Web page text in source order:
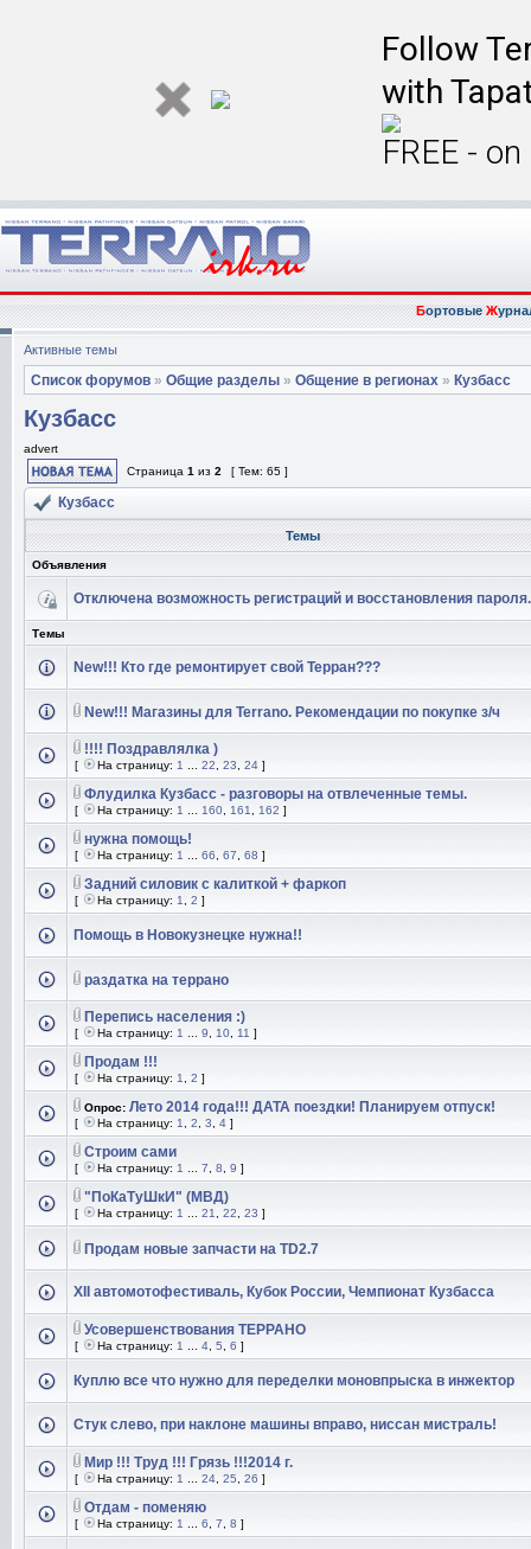
Follow
with
FREE -
БортовыеЖ
Активные темы
Список форумов » Общие разделы » Общение в регионах » Кузбасс
Кузбасс
advert
Страница 1 из 2 [ Тем: 65 ]
Кузбасс
Темы
Объявления
Отключена возможность регистраций и восстановления пароля.
Темы
New!!! Кто где ремонтирует свой Терран???
New!!! Магазины для Terrano. Рекомендации по покупке з/ч
!!!! Поздравлялка )
[ На страницу: 1 22 23 24 ]
Флудилка Кузбасс - разговоры на отвлеченные темы.
[ На страницу: 1 160 161 162 ]
нужна помощь!
[ На страницу: 1 66 67 68 ]
Задний силовик с калиткой + фаркоп
[ На страницу: 1 2 ]
Помощь в Новокузнецке нужна!!
раздатка на террано
Перепись населения :)
[ На страницу: 1 9 10 11 ]
Продам !!!
[ На страницу: 1 2 ]
Опрос: Лето 2014 года!!! ДАТА поездки! Планируем отпуск!
[ На страницу: 1 2 3 4 ]
Строим сами
[ На страницу: 1 7 8 9 ]
"ПоКаТуШкИ" (МВД)
[ На страницу: 1 21 22 23 ]
Продам новые запчасти на TD2.7
XII автомотофестиваль, Кубок России, Чемпионат Кузбасса
Усовершенствования ТЕРРАНО
[ На страницу: 1 4 5 6 ]
Куплю все что нужно для переделки моновпрыска в инжектор
Стук слево, при наклоне машины вправо, ниссан мистраль!
Мир !!! Труд !!! Грязь !!!2014 г.
[ На страницу: 1 24 25 26 ]
Отдам - поменяю
[ На страницу: 1 6 7 8 ]